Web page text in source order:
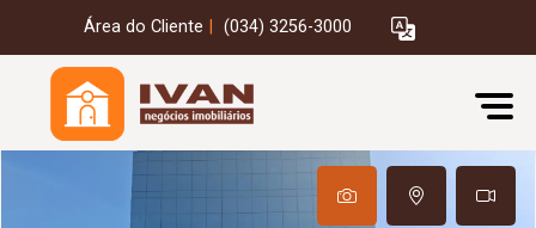
Área do Cliente (034) 3256-3000